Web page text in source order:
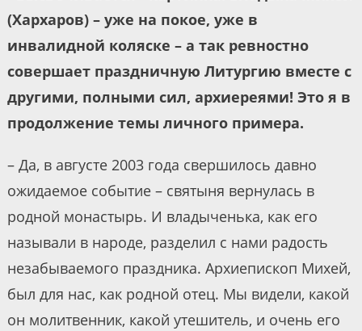
(Хархаров) – уже на покое, уже в
инвалидной коляске – а так ревностно
совершает праздничную Литургию вместе с
другими, полными сил, архиереями! Это я в
продолжение темы личного примера.
– Да, в августе 2003 года свершилось давно
ожидаемое событие – святыня вернулась в
родной монастырь. И владыченька, как его
называли в народе, разделил с нами радость
незабываемого праздника. Архиепископ Михей,
был для нас, как родной отец. Мы видели, какой
он молитвенник, какой утешитель, и очень его